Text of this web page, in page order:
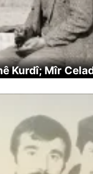
Kurdî; Mîr